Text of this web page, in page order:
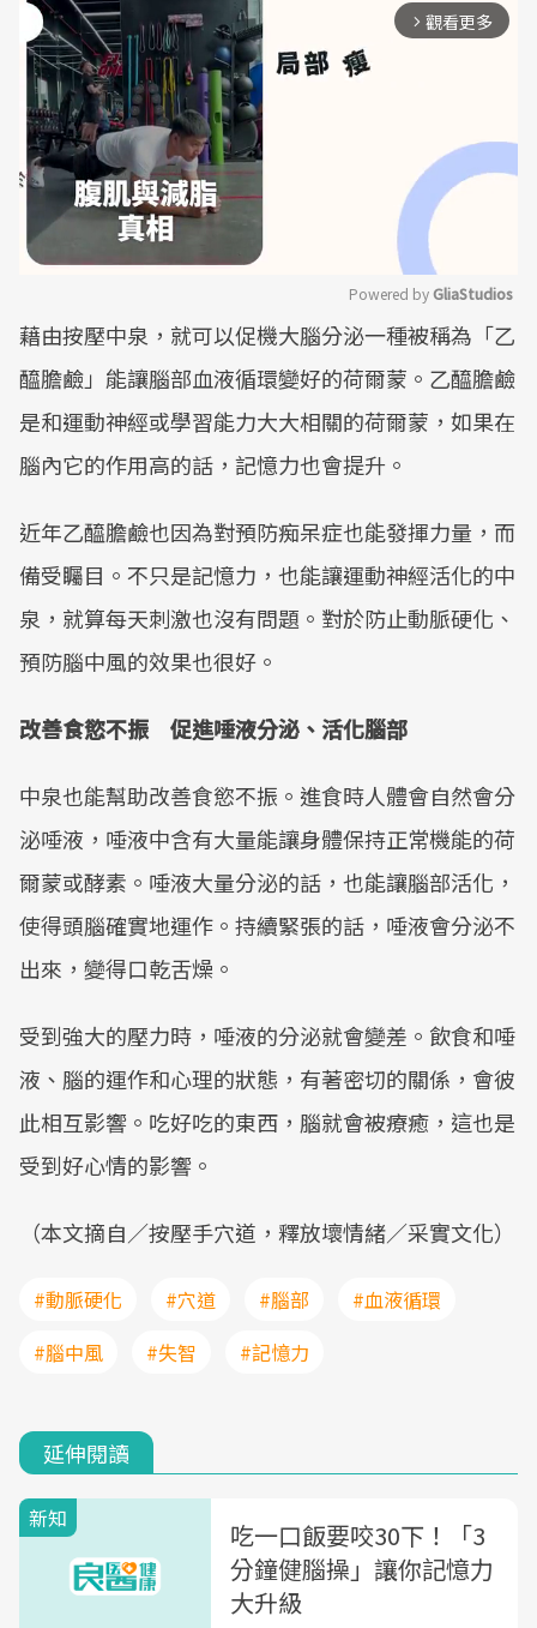
arrow_forward_ios 觀看更多
Mute
Powered by GliaStudios
藉由按壓中泉，就可以促機大腦分泌一種被稱為「乙
醯膽鹼」能讓腦部血液循環變好的荷爾蒙。乙醯膽鹼
是和運動神經或學習能力大大相關的荷爾蒙，如果在
腦內它的作用高的話，記憶力也會提升。
近年乙醯膽鹼也因為對預防痴呆症也能發揮力量，而
備受矚目。不只是記憶力，也能讓運動神經活化的中
泉，就算每天刺激也沒有問題。對於防止動脈硬化、
預防腦中風的效果也很好。
改善食慾不振 促進唾液分泌、活化腦部
中泉也能幫助改善食慾不振。進食時人體會自然會分
泌唾液，唾液中含有大量能讓身體保持正常機能的荷
爾蒙或酵素。唾液大量分泌的話，也能讓腦部活化，
使得頭腦確實地運作。持續緊張的話，唾液會分泌不
出來，變得口乾舌燥。
受到強大的壓力時，唾液的分泌就會變差。飲食和唾
液、腦的運作和心理的狀態，有著密切的關係，會彼
此相互影響。吃好吃的東西，腦就會被療癒，這也是
受到好心情的影響。
（本文摘自／按壓手穴道，釋放壞情緒／采實文化）
#動脈硬化 #穴道 #腦部
#血液循環
#腦中風
#失智 #記憶力
延伸閱讀
新知
吃一口飯要咬30下！「3
分鐘健腦操」讓你記憶力
大升級